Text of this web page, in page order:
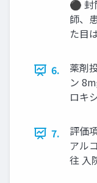
⚫ 封
師、
た目
6.
薬剤
ン
ロキ
7.
評価
アル
往 入